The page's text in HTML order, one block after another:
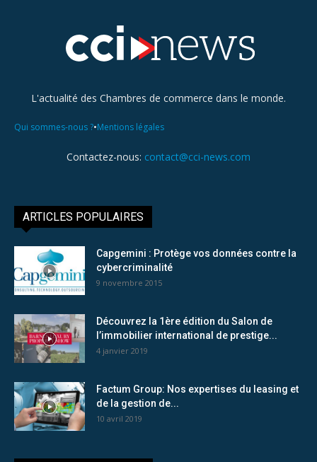
L'actualité des Chambres de commerce dans le monde.
Qui sommes-nous ?•Mentions légales
Contactez-nous: contact@cci-news.com
ARTICLES POPULAIRES
Capgemini : Protège vos données contre la
cybercriminalité
9 novembre 2015
Découvrez la 1ère édition du Salon de
l’immobilier international de prestige...
4 janvier 2019
Factum Group: Nos expertises du leasing et
de la gestion de...
10 avril 2019